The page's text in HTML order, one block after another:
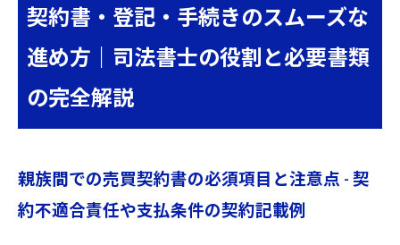
契約書・登記・手続きのスムーズな
進め方｜司法書士の役割と必要書類
の完全解説
親族間での売買契約書の必須項目と注意点 - 契
約不適合責任や支払条件の契約記載例